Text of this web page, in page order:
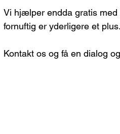
Vi hjælper endda gratis
fornuftig er yderligere et plus.
Kontakt os og få en dialog